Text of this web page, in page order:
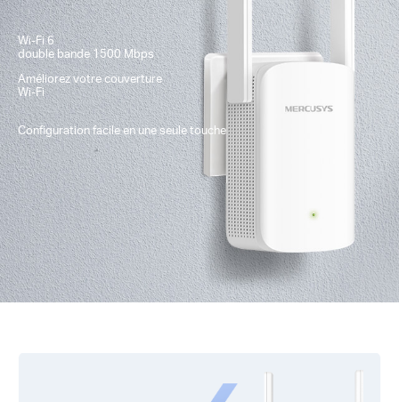
Wi-Fi 6
double bande1500 Mbps
Améliorez votrecouverture
Wi-Fi
Configurationfacile en une seule touche